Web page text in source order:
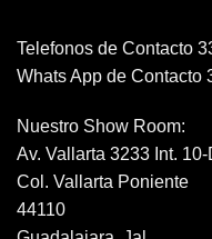
Telefonos de Contacto
Whats App de Contacto
Nuestro Show Room:
Av. Vallarta 3233 Int. 10-
Col. Vallarta Poniente
44110